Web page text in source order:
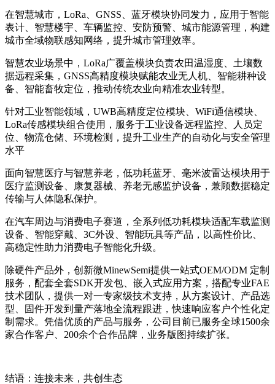
在智慧城市，LoRa、GNSS、蓝牙模块协同发力，应用于智能
表计、智慧楼宇、车辆监控、安防预警、城市能源管理，构建
城市全域物联感知网络，提升城市管理效率。
智慧农业场景中，LoRa广覆盖模块负责农田温湿度、土壤数
据远程采集，GNSS高精度模块赋能农业无人机、智能耕种设
备、智能畜牧定位，推动传统农业向精准农业转型。
针对工业智能领域，UWB高精度定位模块、WiFi通信模块、
LoRa传感模块组合使用，服务于工业设备远程监控、人员定
位、物流仓储、环境检测，提升工业生产的自动化与安全管理
水平
面向智慧医疗与智慧养老，低功耗蓝牙、毫米波雷达模块用于
医疗监测设备、康复器械、养老无感监护设备，兼顾数据稳定
传输与人体隐私保护。
在汽车周边与消费电子赛道，全系列低功耗模块适配车载监测
设备、智能穿戴、3C外设、智能玩具等产品，以高性价比、
高稳定性助力消费电子智能化升级。
除硬件产品外，创新微MinewSemi提供一站式OEM/ODM 定制
服务，配套全套SDK开发包、嵌入式应用方案，搭配专业FAE
技术团队，提供一对一专家级技术支持，从方案设计、产品选
型、固件开发到量产落地全流程跟进，快速响应客户个性化定
制需求。凭借优质的产品与服务，公司目前已服务全球1500余
家合作客户、200余个合作品牌，业务版图持续扩张。
结语：连接未来，共创生态